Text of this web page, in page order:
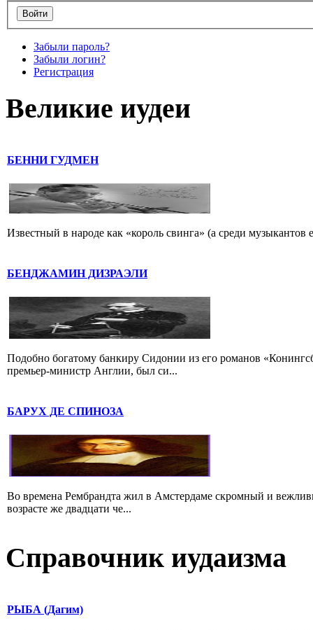
Забыли пароль?
Забыли логин?
Регистрация
Великие иудеи
БЕННИ ГУДМЕН
Известный в народе как «король свинга» (а среди
БЕНДЖАМИН ДИЗРАЭЛИ
Подобно богатому банкиру Сидонии из его романов
премьер-министр Англии, был си...
БАРУХ ДЕ СПИНОЗА
Во времена Рембрандта жил в Амстердаме скромный и
возрасте же двадцати че...
Справочник иудаизма
РЫБА (Дагим)